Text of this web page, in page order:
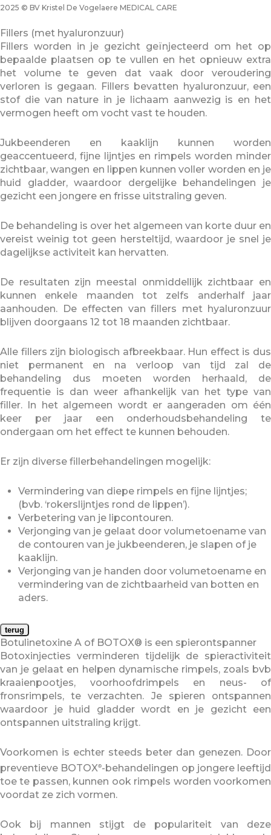
2025 © BV Kristel De Vogelaere MEDICAL CARE
Fillers (met hyaluronzuur)
Fillers worden in je gezicht geïnjecteerd om het op
bepaalde plaatsen op te vullen en het opnieuw extra
het volume te geven dat vaak door veroudering
verloren is gegaan. Fillers bevatten hyaluronzuur, een
stof die van nature in je lichaam aanwezig is en het
vermogen heeft om vocht vast te houden.
Jukbeenderen en kaaklijn kunnen worden
geaccentueerd, fijne lijntjes en rimpels worden minder
zichtbaar, wangen en lippen kunnen voller worden en je
huid gladder, waardoor dergelijke behandelingen je
gezicht een jongere en frisse uitstraling geven.
De behandeling is over het algemeen van korte duur en
vereist weinig tot geen hersteltijd, waardoor je snel je
dagelijkse activiteit kan hervatten.
De resultaten zijn meestal onmiddellijk zichtbaar en
kunnen enkele maanden tot zelfs anderhalf jaar
aanhouden. De effecten van fillers met hyaluronzuur
blijven doorgaans 12 tot 18 maanden zichtbaar.
Alle fillers zijn biologisch afbreekbaar. Hun effect is dus
niet permanent en na verloop van tijd zal de
behandeling dus moeten worden herhaald, de
frequentie is dan weer afhankelijk van het type van
filler. In het algemeen wordt er aangeraden om één
keer per jaar een onderhoudsbehandeling te
ondergaan om het effect te kunnen behouden.
Er zijn diverse fillerbehandelingen mogelijk:
Vermindering van diepe rimpels en fijne lijntjes;
(bvb. ‘rokerslijntjes rond de lippen’).
Verbetering van je lipcontouren.
Verjonging van je gelaat door volumetoename van
de contouren van je jukbeenderen, je slapen of je
kaaklijn.
Verjonging van je handen door volumetoename en
vermindering van de zichtbaarheid van botten en
aders.
terug
Botulinetoxine A of BOTOX® is een spierontspanner
Botoxinjecties verminderen tijdelijk de spieractiviteit
van je gelaat en helpen dynamische rimpels, zoals bvb
kraaienpootjes, voorhoofdrimpels en neus- of
fronsrimpels, te verzachten. Je spieren ontspannen
waardoor je huid gladder wordt en je gezicht een
ontspannen uitstraling krijgt.
Voorkomen is echter steeds beter dan genezen. Door
preventieve BOTOX®-behandelingen op jongere leeftijd
toe te passen, kunnen ook rimpels worden voorkomen
voordat ze zich vormen.
Ook bij mannen stijgt de populariteit van deze